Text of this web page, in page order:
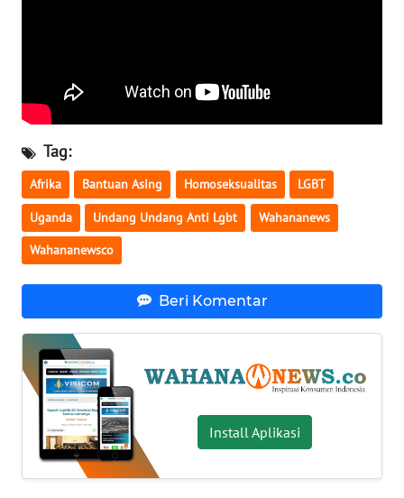
Tag:
Afrika Bantuan Asing Homoseksualitas LGBT
Uganda Undang Undang Anti Lgbt Wahananews
Wahananewsco
Beri Komentar
Install Aplikasi
WN
SERAMBI
WN
JAMBI
WN
WN
WN
SULTENG
WN
SULBAR